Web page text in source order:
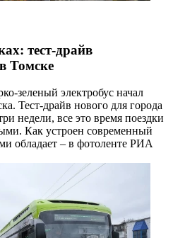
тест-драйв
Томске
зеленый электробус начал
Тест-драйв нового для города
недели, все это время поездки
Как устроен современный
обладает – в фотоленте РИА